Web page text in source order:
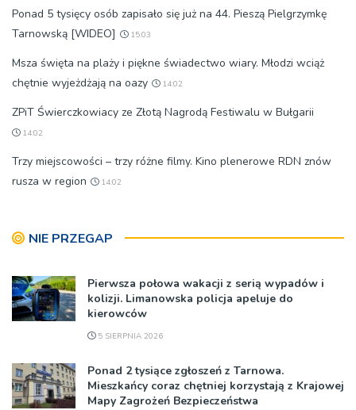
Ponad 5 tysięcy osób zapisało się już na 44. Pieszą Pielgrzymkę
Tarnowską [WIDEO]
15:03
Msza święta na plaży i piękne świadectwo wiary. Młodzi wciąż
chętnie wyjeżdżają na oazy
14:02
ZPiT Świerczkowiacy ze Złotą Nagrodą Festiwalu w Bułgarii
14:02
Trzy miejscowości – trzy różne filmy. Kino plenerowe RDN znów
rusza w region
14:02
NIE PRZEGAP
Pierwsza połowa wakacji z serią wypadów i
kolizji. Limanowska policja apeluje do
kierowców
5 SIERPNIA 2026
Ponad 2 tysiące zgłoszeń z Tarnowa.
Mieszkańcy coraz chętniej korzystają z Krajowej
Mapy Zagrożeń Bezpieczeństwa